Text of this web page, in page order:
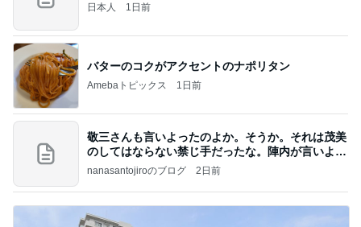
日本人 1日前
バターのコクがアクセントのナポリタン
Amebaトピックス 1日前
敬三さんも言いよったのよか。そうか。それは茂美
のしてはならない禁じ手だったな。陣内が言いよる
のよ
nanasantojiroのブログ 2日前